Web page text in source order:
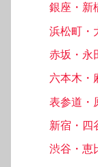
銀座・新
浜松町・
赤坂・永
六本木・
表参道・
新宿・四
渋谷・恵